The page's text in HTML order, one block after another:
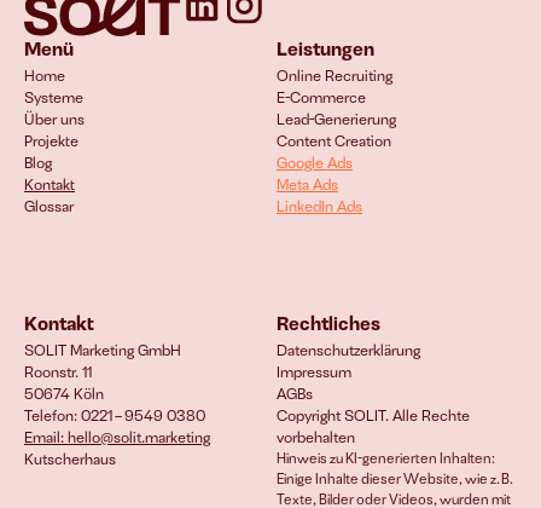
Menü
Home
Systeme
Über uns
Projekte
Blog
Kontakt
Glossar
Leistungen
Online Recruiting
E-Commerce
Lead-Generierung
Content Creation
Google Ads
Meta Ads
LinkedIn Ads
Kontakt
SOLIT Marketing GmbH
Roonstr. 11
50674 Köln
Telefon: 0221 – 9549 0380
Email: hello@solit.marketing
Kutscherhaus
Rechtliches
Datenschutzerklärung
Impressum
AGBs
Copyright SOLIT. Alle Rechte
vorbehalten
Hinweis zu KI-generierten Inhalten:
Einige Inhalte dieser Website, wie z. B.
Texte, Bilder oder Videos, wurden mit